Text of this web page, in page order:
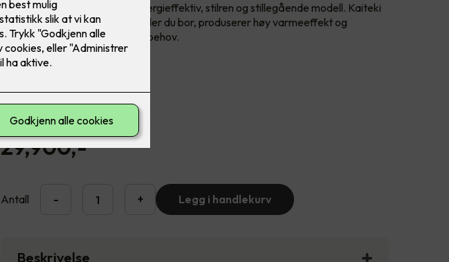
Varmepumpen Kaiteki er en energieffektiv, stilren og stillegående modell. Kaiteki
6600 er uavhengig av klimaet der du bor, produserer høy varmeeffekt og
behagelig kjøling tilpasset dine behov.
Ekstremt lavt lydnivå
Filter mot allergi
29,900,-
Antall - + Legg i handlekurv
Beskrivelse